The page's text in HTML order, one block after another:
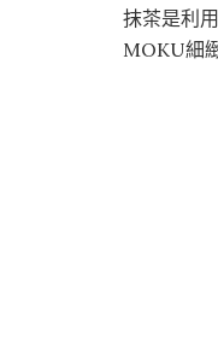
抹茶是利
MOKU細